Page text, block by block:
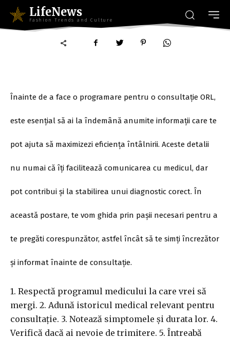
LifeNews
Fashion Trends and Culture
Înainte de a face o programare pentru o consultație ORL,
este esențial să ai la îndemână anumite informații care te
pot ajuta să maximizezi eficiența întâlnirii. Aceste detalii
nu numai că îți facilitează comunicarea cu medicul, dar
pot contribui și la stabilirea unui diagnostic corect. În
această postare, te vom ghida prin pașii necesari pentru a
te pregăti corespunzător, astfel încât să te simți încrezător
și informat înainte de consultație.
1. Respectă programul medicului la care vrei să
mergi. 2. Adună istoricul medical relevant pentru
consultație. 3. Notează simptomele și durata lor. 4.
Verifică dacă ai nevoie de trimitere. 5. Întreabă